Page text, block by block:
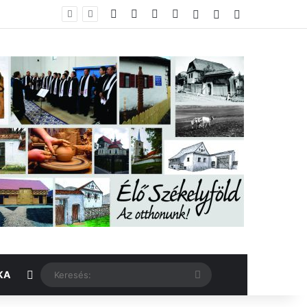
Facebook YouTubeInstagramBelépésVéletlen cikk
Véletlen cikk